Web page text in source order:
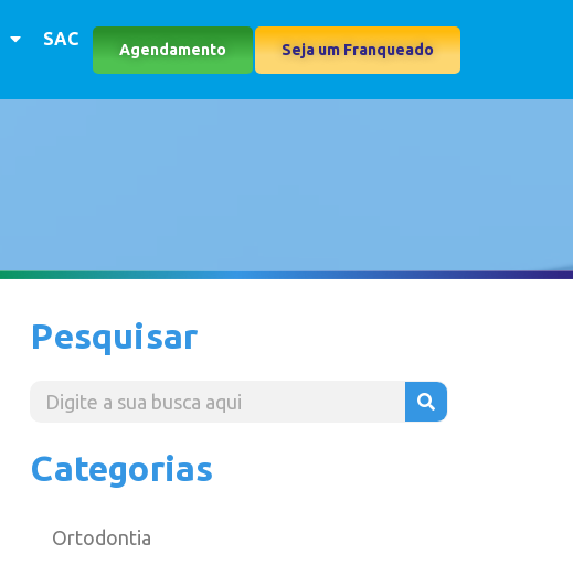
SAC
Agendamento Seja um Franqueado
Pesquisar
Categorias
Ortodontia